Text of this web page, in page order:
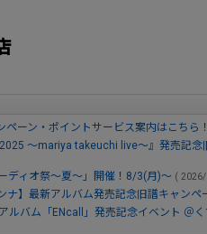
ペーン・ポイントサービス案内はこちら
2025 ～mariya takeuchi live～』発売記
ディオ祭～夏～」開催！8/3(月)～ (
ナ】最新アルバム発売記念旧譜キャン
ルバム「ENcall」発売記念イベント ＠